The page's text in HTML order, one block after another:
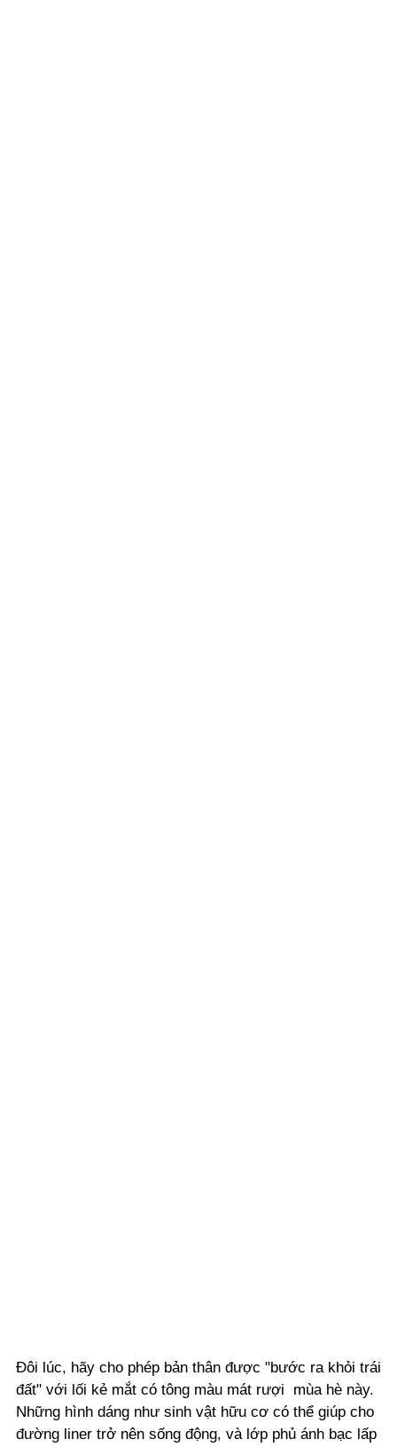
Đôi lúc, hãy cho phép bản thân được "bước ra khỏi trái
đất" với lối kẻ mắt có tông màu mát rượi mùa hè này.
Những hình dáng như sinh vật hữu cơ có thể giúp cho
đường liner trở nên sống động, và lớp phủ ánh bạc lấp